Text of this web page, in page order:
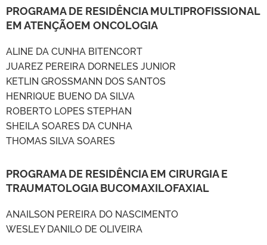
PROGRAMA DE RESIDÊNCIA MULTIPROFISSIONAL
EM ATENÇÃOEM ONCOLOGIA
ALINE DA CUNHA BITENCORT
JUAREZ PEREIRA DORNELES JUNIOR
KETLIN GROSSMANN DOS SANTOS
HENRIQUE BUENO DA SILVA
ROBERTO LOPES STEPHAN
SHEILA SOARES DA CUNHA
THOMAS SILVA SOARES
PROGRAMA DE RESIDÊNCIA EM CIRURGIA E
TRAUMATOLOGIA BUCOMAXILOFAXIAL
ANAILSON PEREIRA DO NASCIMENTO
WESLEY DANILO DE OLIVEIRA